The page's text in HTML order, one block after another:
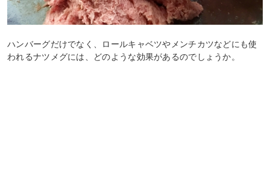
ハンバーグだけでなく、ロールキャベツやメンチカツなどにも使
われるナツメグには、どのような効果があるのでしょうか。